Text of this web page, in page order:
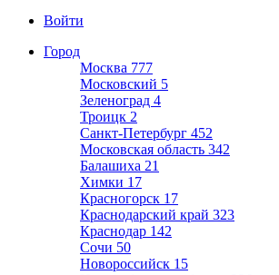
Войти
Город
Москва 777
Московский 5
Зеленоград 4
Троицк 2
Санкт-Петербург 452
Московская область 342
Балашиха 21
Химки 17
Красногорск 17
Краснодарский край 323
Краснодар 142
Сочи 50
Новороссийск 15